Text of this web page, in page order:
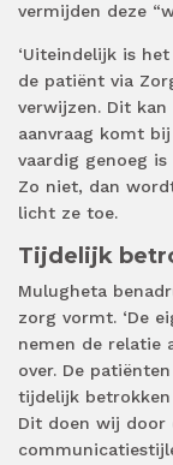
vermijden deze
‘Uiteindelijk is
de patiënt via
verwijzen. Dit
aanvraag komt
vaardig genoeg
Zo niet, dan
licht ze toe.
Tijdelijk
Mulugheta
zorg vormt. ‘De
nemen de relatie
over. De
tijdelijk
Dit doen wij door